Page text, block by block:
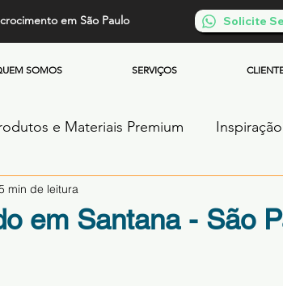
em São Paulo Solicite
SOMOS SERVIÇOS
e Materiais Premium
Cimento Queimado Parede de
em Santana - São
min de leitura